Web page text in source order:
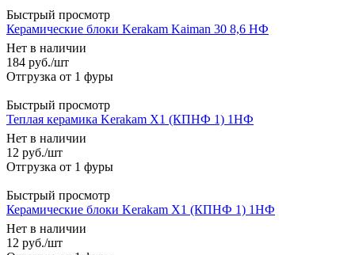
Быстрый просмотр
Керамические блоки Kerakam Kaiman 30 8,6 НФ
Нет в наличии
184 руб./шт
Быстрый просмотр
Теплая керамика Kerakam X1 (КПНФ 1) 1НФ
Нет в наличии
12 руб./шт
Быстрый просмотр
Керамические блоки Kerakam X1 (КПНФ 1) 1НФ
Нет в наличии
12 руб./шт